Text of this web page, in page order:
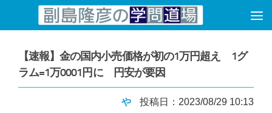
コンテンツへスキップ
【速報】金の国内小売価格が初の1万円超え 1グ
ラム=1万0001円に 円安が要因
や 投稿日：2023/08/29 10:13